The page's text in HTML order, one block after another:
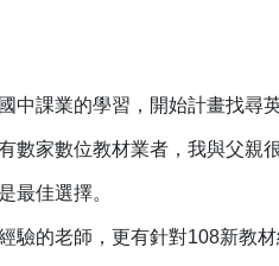
課業的學習，開始計畫找尋
數家數位教材業者，我與父親
最佳選擇。
的老師，更有針對108新教材